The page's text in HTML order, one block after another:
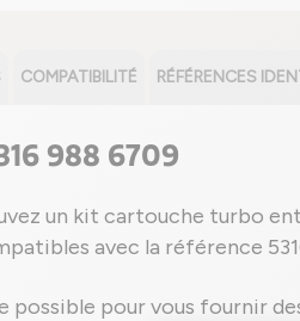
COMPATIBILITÉ RÉFÉRENCES
988 6709
un kit cartouche turbo
avec la référence
possible pour vous fournir